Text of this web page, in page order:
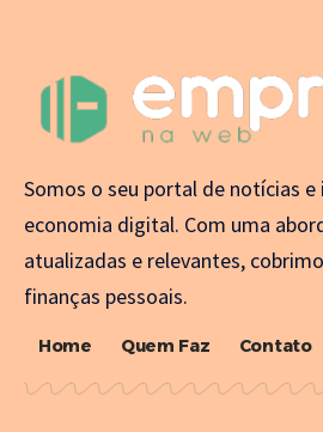
Somos o seu portal de notícias
economia digital. Com uma
atualizadas e relevantes,
finanças pessoais.
Home Quem Faz Contato